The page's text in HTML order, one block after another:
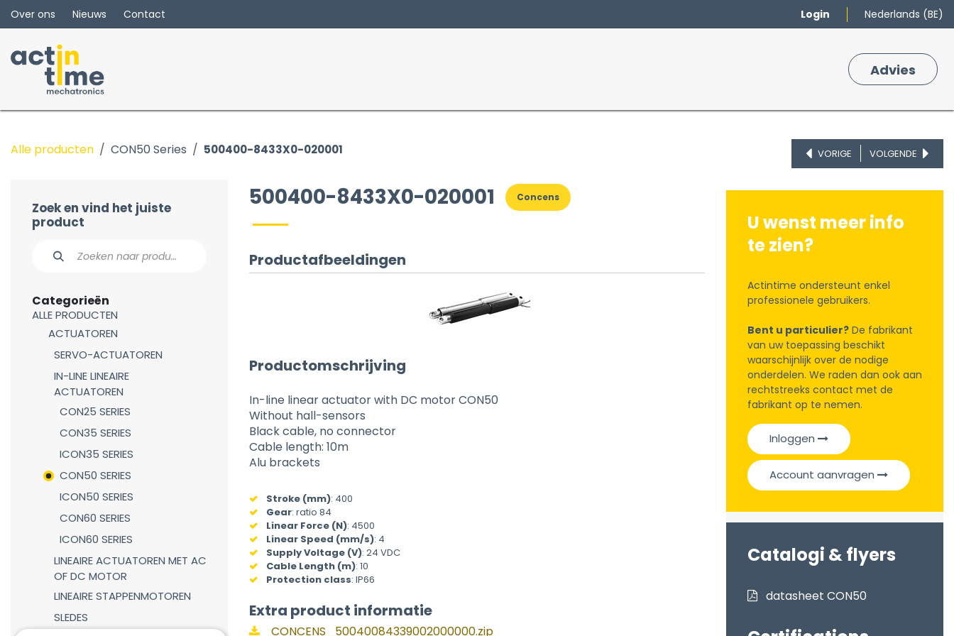
Overslaan naar inhoud
Over ons Nieuws Contact Login Nederlands (BE)
Adv​ies
Alle producten CON50 Series 500400-8433X0-020001 VORIGE VOLGENDE
Zoek en vind het juiste
product
Categorieën
ALLE PRODUCTEN
ACTUATOREN
SERVO-ACTUATOREN
IN-LINE LINEAIRE
ACTUATOREN
CON25 SERIES
CON35 SERIES
ICON35 SERIES
CON50 SERIES
ICON50 SERIES
CON60 SERIES
ICON60 SERIES
LINEAIRE ACTUATOREN MET AC
OF DC MOTOR
LINEAIRE STAPPENMOTOREN
SLEDES
500400-8433X0-020001 Concens
Productafbeeldingen
Productomschrijving
In-line linear actuator with DC motor CON50
Without hall-sensors
Black cable, no connector
Cable length: 10m
Alu brackets
Stroke (mm): 400
Gear: ratio 84
Linear Force (N): 4500
Linear Speed (mm/s): 4
Supply Voltage (V): 24 VDC
Cable Length (m): 10
Protection class: IP66
Extra product informatie
CONCENS_50040084339002000000.zip
U wenst meer info
te zien?
Actintime ondersteunt enkel
professionele gebruikers.
Bent u particulier? De fabrikant
van uw toepassing beschikt
waarschijnlijk over de nodige
onderdelen. We raden dan ook aan
rechtstreeks contact met de
fabrikant op te nemen.
Inloggen
Account aanvragen
Catalogi & flyers
datasheet CON50